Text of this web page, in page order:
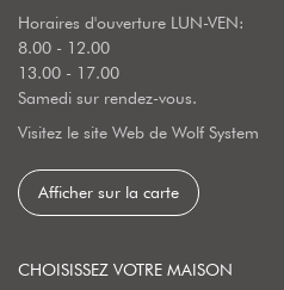
Horaires d'ouverture LUN-VEN:
8.00 - 12.00
13.00 - 17.00
Samedi sur rendez-vous.
Visitez le site Web de Wolf System
Afficher sur la carte
CHOISISSEZ VOTRE MAISON